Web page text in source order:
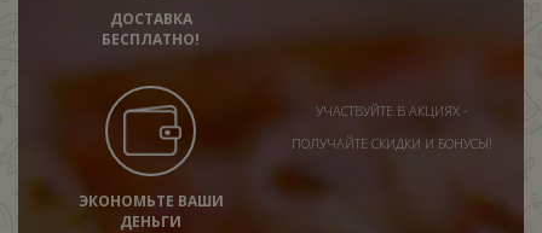
ДОСТАВКА
БЕСПЛАТНО!
ЭКОНОМЬТЕ ВАШИ
ДЕНЬГИ
УЧАСТВУЙТЕ В АКЦИЯХ -
ПОЛУЧАЙТЕ СКИДКИ И БОНУСЫ!